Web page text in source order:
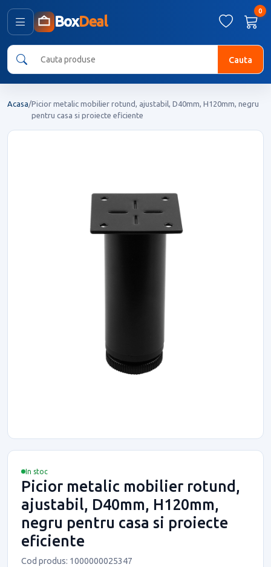
BoxDeal
0
Cauta
Acasa/Picior metalic mobilier rotund, ajustabil, D40mm, H120mm, negru
pentru casa si proiecte eficiente
In stoc
Picior metalic mobilier rotund,
ajustabil, D40mm, H120mm,
negru pentru casa si proiecte
eficiente
Cod produs: 1000000025347